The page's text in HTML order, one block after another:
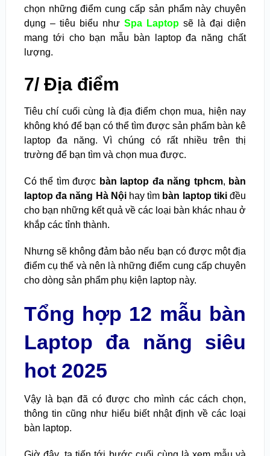
chọn những điểm cung cấp sản phẩm này chuyên
dụng – tiêu biểu như Spa Laptop sẽ là đại diện
mang tới cho bạn mẫu bàn laptop đa năng chất
lượng.
7/ Địa điểm
Tiêu chí cuối cùng là địa điểm chọn mua, hiện nay
không khó để bạn có thể tìm được sản phẩm bàn kê
laptop đa năng. Vì chúng có rất nhiều trên thị
trường để bạn tìm và chọn mua được.
Có thể tìm được bàn laptop đa năng tphcm, bàn
laptop đa năng Hà Nộihay tìm bàn laptop tikiđều
cho bạn những kết quả về các loại bàn khác nhau ở
khắp các tỉnh thành.
Nhưng sẽ không đảm bảo nếu bạn có được một địa
điểm cụ thể và nên là những điểm cung cấp chuyên
cho dòng sản phẩm phụ kiện laptop này.
Tổng hợp 12 mẫu bàn
Laptop đa năng siêu
hot 2025
Vậy là bạn đã có được cho mình các cách chọn,
thông tin cũng như hiểu biết nhật định về các loại
bàn laptop.